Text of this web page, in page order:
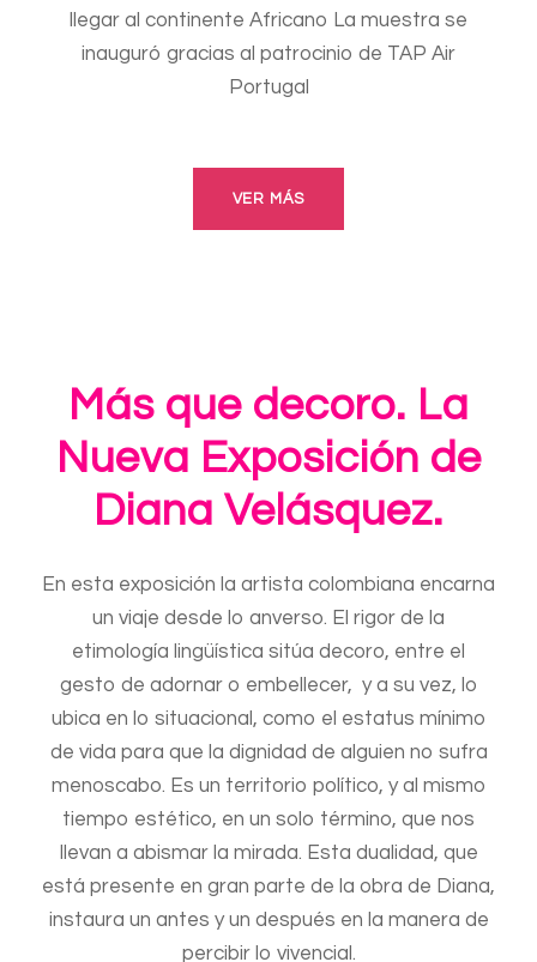
llegar al continente Africano La muestra se
inauguró gracias al patrocinio de TAP Air
Portugal
VER MÁS
Más que decoro. La
Nueva Exposición de
Diana Velásquez.
En esta exposición la artista colombiana encarna
un viaje desde lo anverso. El rigor de la
etimología lingüística sitúa decoro, entre el
gesto de adornar o embellecer, y a su vez, lo
ubica en lo situacional, como el estatus mínimo
de vida para que la dignidad de alguien no sufra
menoscabo. Es un territorio político, y al mismo
tiempo estético, en un solo término, que nos
llevan a abismar la mirada. Esta dualidad, que
está presente en gran parte de la obra de Diana,
instaura un antes y un después en la manera de
percibir lo vivencial.